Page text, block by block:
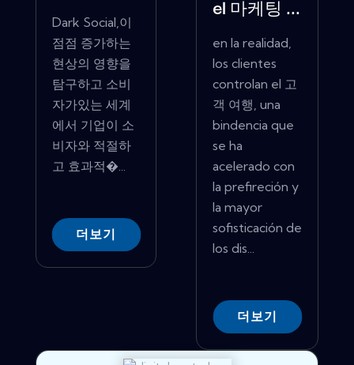
Dark Social,이
점점 증가하는
현상의 영향을
탐구하고 소비
자가있는 세계
에서 기업이 소
비자와 적절하
고 효과적�...
더보기
el 마케팅 ...
en la realidad,
los clientes
controlan el 고
객 여행, una
bindencia que
se ha
acelerado con
la prefireción y
la mayor
sofisticación de
los dis...
더보기